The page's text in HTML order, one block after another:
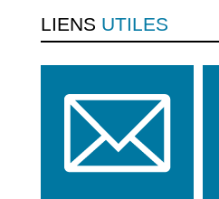
LIENS UTILES